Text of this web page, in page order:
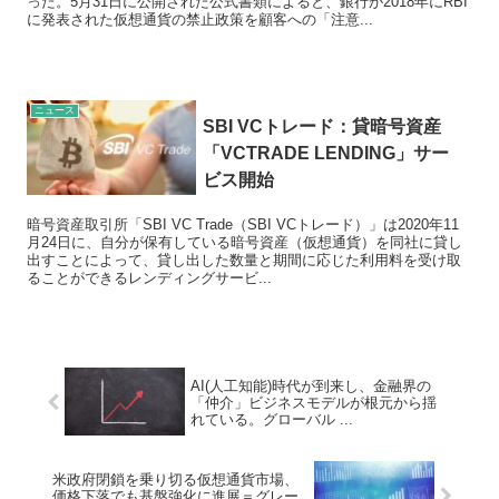
に発表された仮想通貨の禁止政策を顧客への「注意...
ニュース
SBI VCトレード：貸暗号資産
「VCTRADE LENDING」サー
ビス開始
暗号資産取引所「SBI VC Trade（SBI VCトレード）」は2020年11
月24日に、自分が保有している暗号資産（仮想通貨）を同社に貸し
出すことによって、貸し出した数量と期間に応じた利用料を受け取
ることができるレンディングサービ...
AI(人工知能)時代が到来し、金融界の
「仲介」ビジネスモデルが根元から揺
れている。グローバル ...
米政府閉鎖を乗り切る仮想通貨市場、